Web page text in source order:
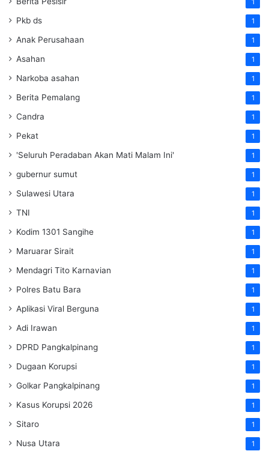
1
Pkb ds 1
Anak Perusahaan 1
Asahan 1
Narkoba asahan 1
Berita Pemalang 1
Candra 1
Pekat 1
'Seluruh Peradaban Akan Mati Malam Ini' 1
gubernur sumut 1
Sulawesi Utara 1
TNI 1
Kodim 1301 Sangihe 1
Maruarar Sirait 1
Mendagri Tito Karnavian 1
Polres Batu Bara 1
Aplikasi Viral Berguna 1
Adi Irawan 1
DPRD Pangkalpinang 1
Dugaan Korupsi 1
Golkar Pangkalpinang 1
Kasus Korupsi 2026 1
Sitaro 1
Nusa Utara 1